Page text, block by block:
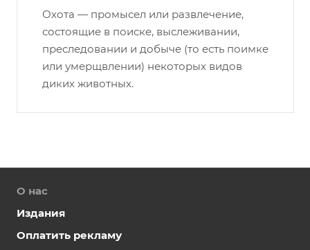
Охота — промысел или развлечение,
состоящие в поиске, выслеживании,
преследовании и добыче (то есть поимке
или умерщвлении) некоторых видов
диких животных.
О нас
Издания
Оплатить рекламу